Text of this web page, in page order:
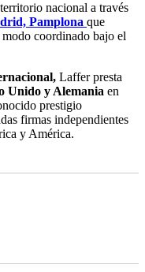
nacional a través
Pamplona que
coordinado bajo el
Laffer presta
Unido y Alemania en
prestigio
firmas independientes
y América.